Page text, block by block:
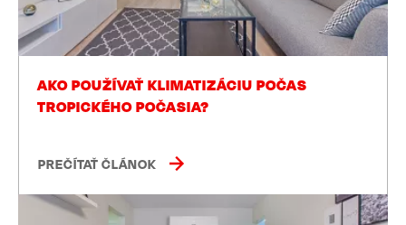
AKO POUŽÍVAŤ KLIMATIZÁCIU POČAS
TROPICKÉHO POČASIA?
PREČÍTAŤ ČLÁNOK